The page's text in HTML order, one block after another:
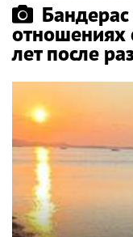
отношениях
лет после